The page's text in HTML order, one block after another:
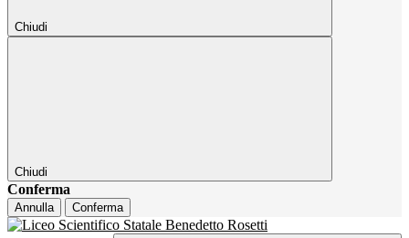
Chiudi
Chiudi
Conferma
Annulla Conferma